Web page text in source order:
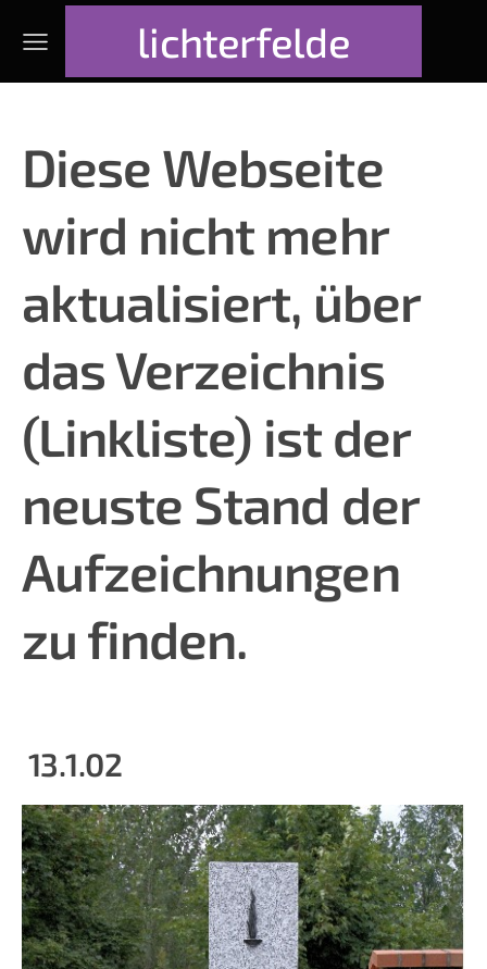
lichterfelde
Diese Webseite
wird nicht mehr
aktualisiert, über
dasVerzeichnis
(Linkliste) ist der
neuste Stand der
Aufzeichnungen
zu finden.
13.1.02